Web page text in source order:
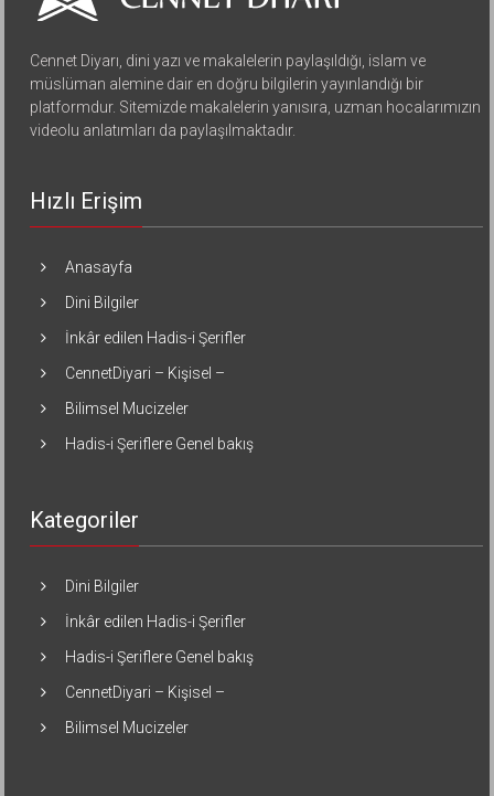
Cennet Diyarı, dini yazı ve makalelerin paylaşıldığı, islam ve
müslüman alemine dair en doğru bilgilerin yayınlandığı bir
platformdur. Sitemizde makalelerin yanısıra, uzman hocalarımızın
videolu anlatımları da paylaşılmaktadır.
Hızlı Erişim
Anasayfa
Dini Bilgiler
İnkâr edilen Hadis-i Şerifler
CennetDiyari – Kişisel –
Bilimsel Mucizeler
Hadis-i Şeriflere Genel bakış
Kategoriler
Dini Bilgiler
İnkâr edilen Hadis-i Şerifler
Hadis-i Şeriflere Genel bakış
CennetDiyari – Kişisel –
Bilimsel Mucizeler